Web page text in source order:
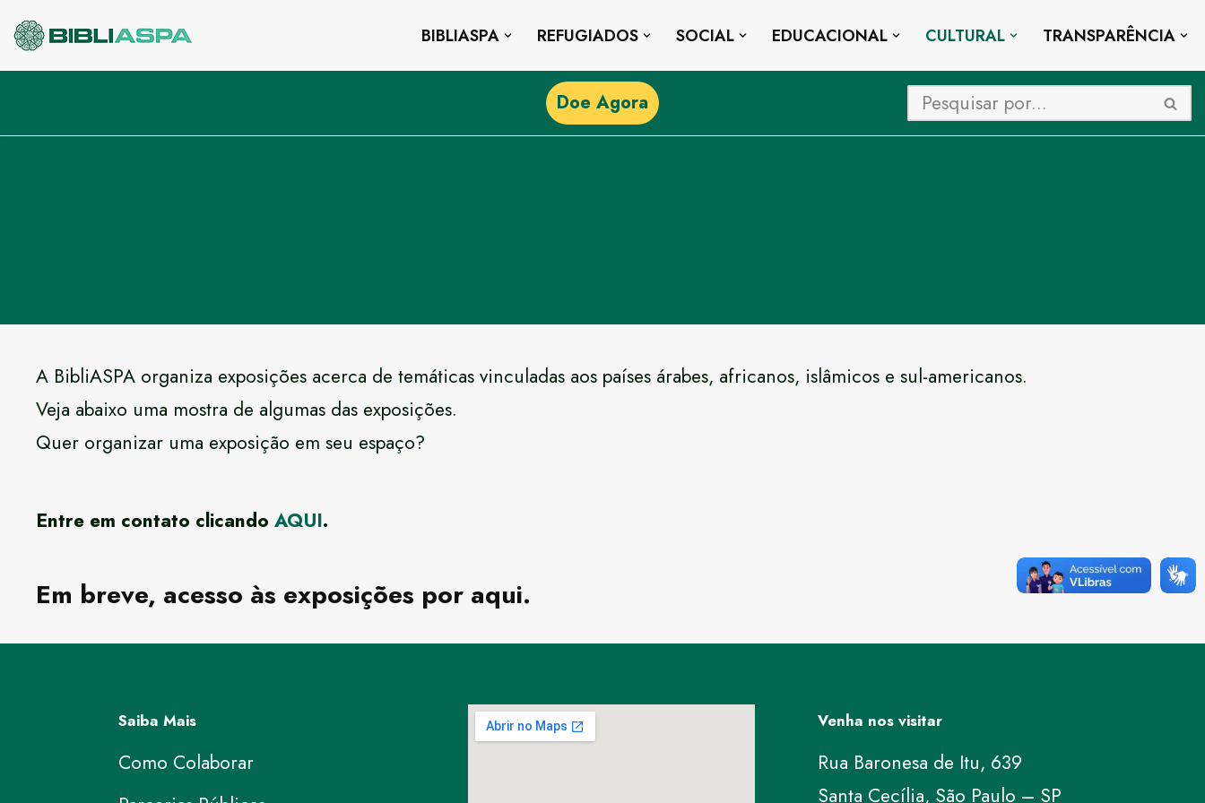
Pular
BIBLIASPA REFUGIADOS SOCIAL EDUCACIONAL CULTURAL TRANSPARÊNCIA
Doe Agora
A BibliASPA organiza exposições acerca de temáticas vinculadas aos países árabes, africanos, islâmicos e sul-americanos.
Veja abaixo uma mostra de algumas das exposições.
Quer organizar uma exposição em seu espaço?
Entre em contato clicando AQUI.
Em breve, acesso às exposições por aqui.
Saiba Mais
Como Colaborar
Venha nos visitar
Rua Baronesa de Itu, 639
Santa Cecília, São Paulo – SP